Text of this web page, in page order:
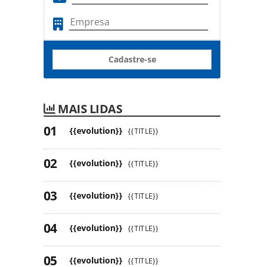
Cadastre-se
MAIS LIDAS
{{evolution}} {{TITLE}}
{{evolution}} {{TITLE}}
{{evolution}} {{TITLE}}
{{evolution}} {{TITLE}}
{{evolution}} {{TITLE}}